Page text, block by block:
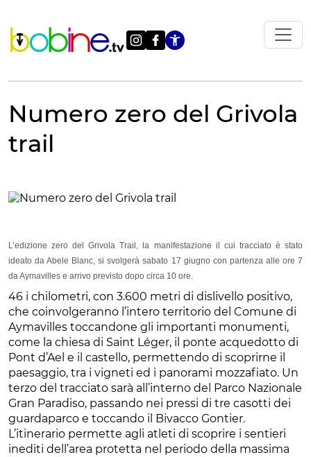
contenuto
Apri le
Numero zero del Grivola
trail
L’edizione zero del Grivola Trail, la manifestazione il cui tracciato è stato
ideato da Abele Blanc, si svolgerà sabato 17 giugno con partenza alle ore 7
da Aymavilles e arrivo previsto dopo circa 10 ore.
46 i chilometri, con 3.600 metri di dislivello positivo,
che coinvolgeranno l’intero territorio del Comune di
Aymavilles toccandone gli importanti monumenti,
come la chiesa di Saint Léger, il ponte acquedotto di
Pont d’Ael e il castello, permettendo di scoprirne il
paesaggio, tra i vigneti ed i panorami mozzafiato. Un
terzo del tracciato sarà all’interno del Parco Nazionale
Gran Paradiso, passando nei pressi di tre casotti dei
guardaparco e toccando il Bivacco Gontier.
L’itinerario permette agli atleti di scoprire i sentieri
inediti dell’area protetta nel periodo della massima